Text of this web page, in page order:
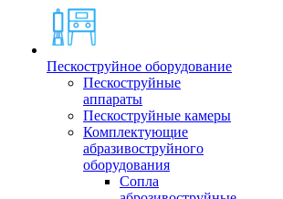
Пескоструйное оборудование
Пескоструйные
аппараты
Пескоструйные камеры
Комплектующие
абразивоструйного
оборудования
Сопла